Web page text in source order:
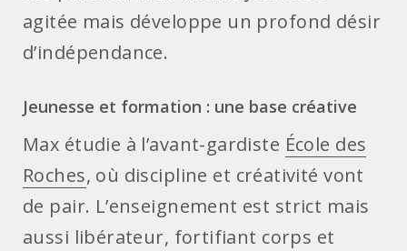
agitée mais développe un profond désir
d’indépendance.
Jeunesse et formation : une base créative
Max étudie à l’avant-gardiste École des
Roches, où discipline et créativité vont
de pair. L’enseignement est strict mais
aussi libérateur, fortifiant corps et